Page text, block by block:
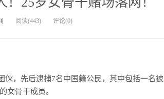
阅读(443) 评论(0)
，先后逮捕7名中国籍公民，其中包括一名
女骨干成员。